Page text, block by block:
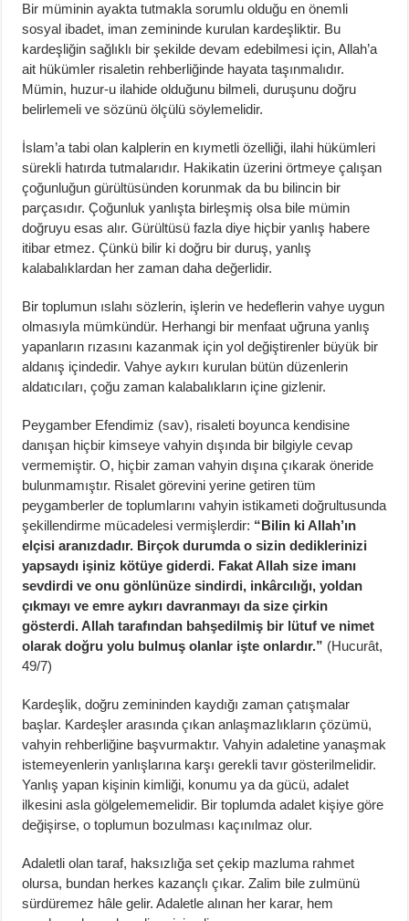
Bir müminin ayakta tutmakla sorumlu olduğu en önemli
sosyal ibadet, iman zemininde kurulan kardeşliktir. Bu
kardeşliğin sağlıklı bir şekilde devam edebilmesi için, Allah’a
ait hükümler risaletin rehberliğinde hayata taşınmalıdır.
Mümin, huzur-u ilahide olduğunu bilmeli, duruşunu doğru
belirlemeli ve sözünü ölçülü söylemelidir.
İslam’a tabi olan kalplerin en kıymetli özelliği, ilahi hükümleri
sürekli hatırda tutmalarıdır. Hakikatin üzerini örtmeye çalışan
çoğunluğun gürültüsünden korunmak da bu bilincin bir
parçasıdır. Çoğunluk yanlışta birleşmiş olsa bile mümin
doğruyu esas alır. Gürültüsü fazla diye hiçbir yanlış habere
itibar etmez. Çünkü bilir ki doğru bir duruş, yanlış
kalabalıklardan her zaman daha değerlidir.
Bir toplumun ıslahı sözlerin, işlerin ve hedeflerin vahye uygun
olmasıyla mümkündür. Herhangi bir menfaat uğruna yanlış
yapanların rızasını kazanmak için yol değiştirenler büyük bir
aldanış içindedir. Vahye aykırı kurulan bütün düzenlerin
aldatıcıları, çoğu zaman kalabalıkların içine gizlenir.
Peygamber Efendimiz (sav), risaleti boyunca kendisine
danışan hiçbir kimseye vahyin dışında bir bilgiyle cevap
vermemiştir. O, hiçbir zaman vahyin dışına çıkarak öneride
bulunmamıştır. Risalet görevini yerine getiren tüm
peygamberler de toplumlarını vahyin istikameti doğrultusunda
şekillendirme mücadelesi vermişlerdir: “Bilin ki Allah’ın
elçisi aranızdadır. Birçok durumda o sizin dediklerinizi
yapsaydı işiniz kötüye giderdi. Fakat Allah size imanı
sevdirdi ve onu gönlünüze sindirdi, inkârcılığı, yoldan
çıkmayı ve emre aykırı davranmayı da size çirkin
gösterdi. Allah tarafından bahşedilmiş bir lütuf ve nimet
olarak doğru yolu bulmuş olanlar işte onlardır.” (Hucurât,
49/7)
Kardeşlik, doğru zemininden kaydığı zaman çatışmalar
başlar. Kardeşler arasında çıkan anlaşmazlıkların çözümü,
vahyin rehberliğine başvurmaktır. Vahyin adaletine yanaşmak
istemeyenlerin yanlışlarına karşı gerekli tavır gösterilmelidir.
Yanlış yapan kişinin kimliği, konumu ya da gücü, adalet
ilkesini asla gölgelememelidir. Bir toplumda adalet kişiye göre
değişirse, o toplumun bozulması kaçınılmaz olur.
Adaletli olan taraf, haksızlığa set çekip mazluma rahmet
olursa, bundan herkes kazançlı çıkar. Zalim bile zulmünü
sürdüremez hâle gelir. Adaletle alınan her karar, hem